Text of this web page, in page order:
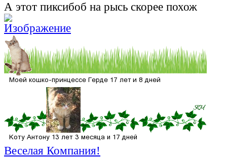
А этот пиксибоб на рысь скорее похож
Веселая Компания!